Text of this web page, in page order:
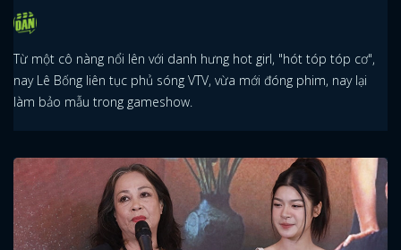
Từ một cô nàng nổi lên với danh hưng hot girl, "hót tóp tóp cơ",
nay Lê Bống liên tục phủ sóng VTV, vừa mới đóng phim, nay lại
làm bảo mẫu trong gameshow.